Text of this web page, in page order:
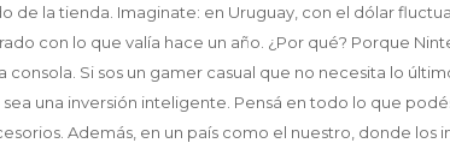
de la tienda. Imaginate: en Uruguay, con el dólar
con lo que valía hace un año. ¿Por qué? Porque
consola. Si sos un gamer casual que no necesita lo
una inversión inteligente. Pensá en todo lo que
Además, en un país como el nuestro, donde los